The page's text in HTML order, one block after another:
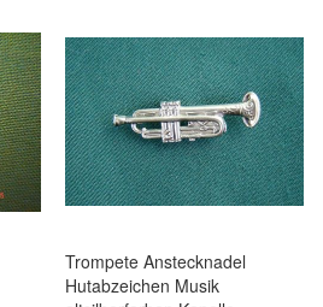
Trompete Anstecknadel
Hutabzeichen Musik